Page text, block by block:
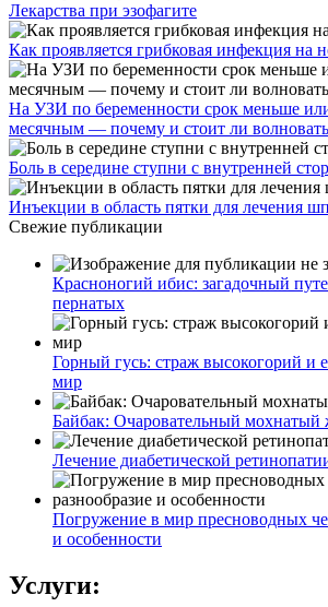
Лекарства при эзофагите
Как проявляется грибковая инфекция на
На УЗИ по беременности срок меньше
месячным — почему и стоит ли
Боль в середине ступни с внутренней
Инъекции в область пятки для лечения
Свежие публикации
Красноногий ибис: загадочный
пернатых
Горный гусь: страж высокогорий и
мир
Байбак: Очаровательный мохнатый
Лечение диабетической
Погружение в мир пресноводных
и особенности
Услуги: